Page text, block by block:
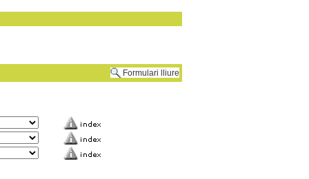
Formulari lliure